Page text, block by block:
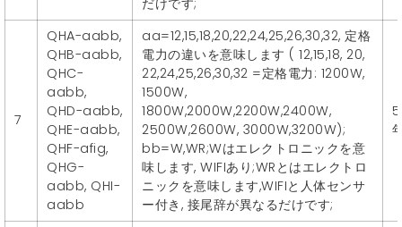
だけです;
7
QHA-aabb,
QHB-aabb,
QHC-
aabb,
QHD-aabb,
QHE-aabb,
QHF-afig,
QHG-
aabb, QHI-
aabb
aa=12,15,18,20,22,24,25,26,30,32, 定格
電力の違いを意味します ( 12,15,18, 20,
22,24,25,26,30,32 =定格電力: 1200W,
1500W,
1800W,2000W,2200W,2400W,
2500W,2600W, 3000W,3200W);
bb=W,WR;Wはエレクトロニックを意
味します, WIFIあり;WRとはエレクトロ
ニックを意味します,WIFIと人体センサ
ー付き, 接尾辞が異なるだけです;
5